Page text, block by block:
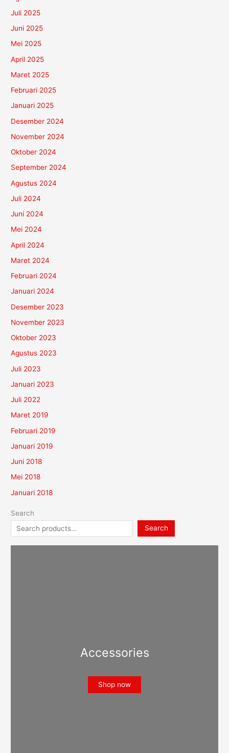
Juli 2025
Juni 2025
Mei 2025
April 2025
Maret 2025
Februari 2025
Januari 2025
Desember 2024
November 2024
Oktober 2024
September 2024
Agustus 2024
Juli 2024
Juni 2024
Mei 2024
April 2024
Maret 2024
Februari 2024
Januari 2024
Desember 2023
November 2023
Oktober 2023
Agustus 2023
Juli 2023
Januari 2023
Juli 2022
Maret 2019
Februari 2019
Januari 2019
Juni 2018
Mei 2018
Januari 2018
Search
Search
Accessories
Shop now